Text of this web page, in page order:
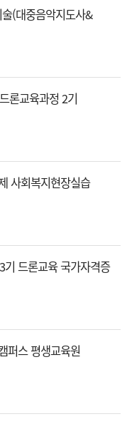
(대중음악지도사&
론교육과정 2기
사회복지현장실습
드론교육 국가자격증
퍼스 평생교육원